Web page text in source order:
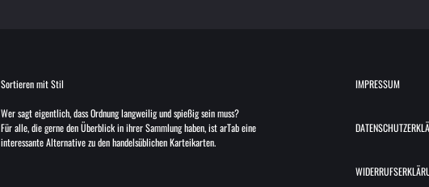
Sortieren mit Stil
Wer sagt eigentlich, dass Ordnung langweilig und spießig sein muss?
Für alle, die gerne den Überblick in ihrer Sammlung haben, ist arTab eine
interessante Alternative zu den handelsüblichen Karteikarten.
IMPRESSUM